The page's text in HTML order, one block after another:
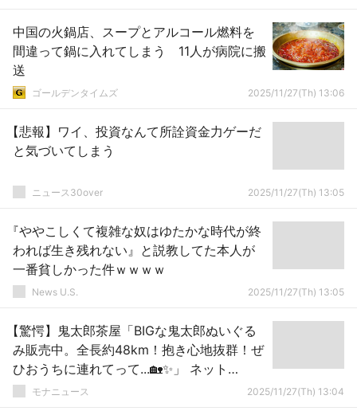
中国の火鍋店、スープとアルコール燃料を
間違って鍋に入れてしまう 11人が病院に搬
送
ゴールデンタイムズ 2025/11/27(Th) 13:06
【悲報】ワイ、投資なんて所詮資金力ゲーだ
と気づいてしまう
ニュース30over 2025/11/27(Th) 13:05
『ややこしくて複雑な奴はゆたかな時代が終
われば生き残れない』と説教してた本人が
一番貧しかった件ｗｗｗｗ
News U.S. 2025/11/27(Th) 13:05
【驚愕】鬼太郎茶屋「BIGな鬼太郎ぬいぐる
み販売中。全長約48km！抱き心地抜群！ぜ
ひおうちに連れてって...🏡✨」 ネット
「！！？」
モナニュース 2025/11/27(Th) 13:04